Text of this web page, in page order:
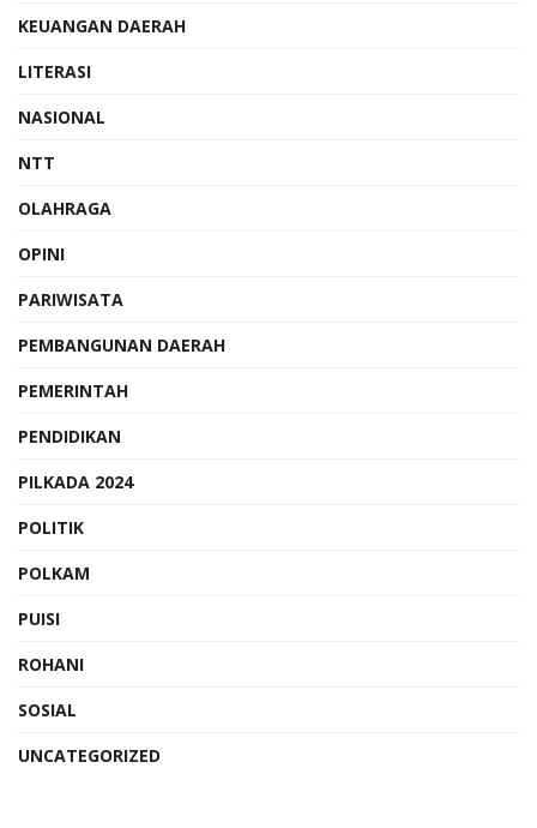
KEUANGAN DAERAH
LITERASI
NASIONAL
NTT
OLAHRAGA
OPINI
PARIWISATA
PEMBANGUNAN DAERAH
PEMERINTAH
PENDIDIKAN
PILKADA 2024
POLITIK
POLKAM
PUISI
ROHANI
SOSIAL
UNCATEGORIZED